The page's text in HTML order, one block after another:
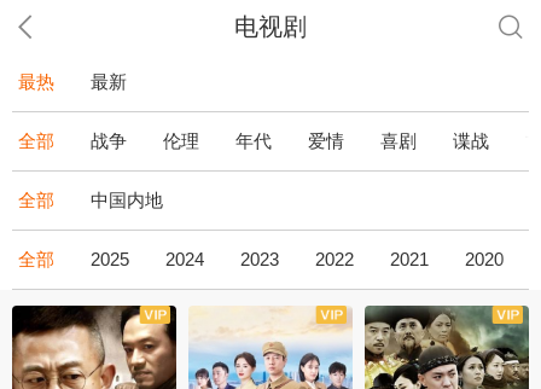
电视剧
最热 最新
全部 战争 伦理 年代 爱情 喜剧 谍战
全部 中国内地
全部 2025 2024 2023 2022 2021 2020
全43集 全36集 全34集